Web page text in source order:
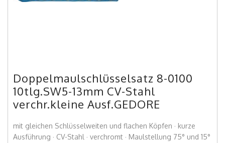
Doppelmaulschlüsselsatz 8-0100
10tlg.SW5-13mm CV-Stahl
verchr.kleine Ausf.GEDORE
mit gleichen Schlüsselweiten und flachen Köpfen · kurze
Ausführung · CV-Stahl · verchromt · Maulstellung 75° und 15°